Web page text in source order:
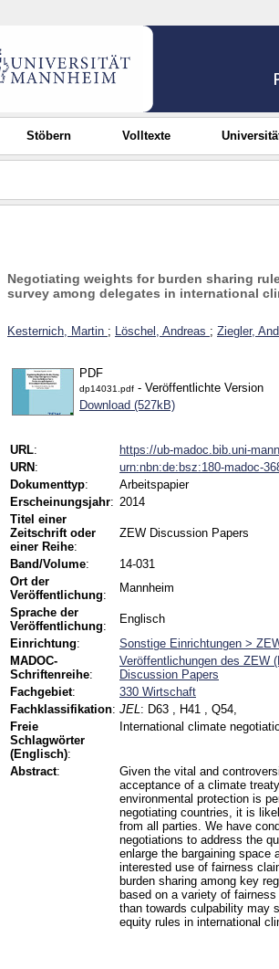
Stöbern Volltexte
Negotiating weights for burden sharing
survey among delegates in international
Kesternich, Martin ; Löschel, Andreas ; Ziegler,
PDF
dp14031.pdf - Veröffentlichte Version
Download (527kB)
URL:
https://ub-madoc.bib.uni-
URN :
urn:nbn:de:bsz:180-madoc-
Dokumenttyp:
Arbeitspapier
Erscheinungsjahr: 2014
Titel einer
Zeitschrift oder
einer Reihe:
ZEW Discussion Papers
Band/Volume:
14-031
Ort der
Veröffentlichung:
Mannheim
Sprache der
Veröffentlichung:
Englisch
Einrichtung:
Sonstige Einrichtungen >
MADOC-
Schriftenreihe:
Veröffentlichungen des ZEW
Discussion Papers
Fachgebiet:
330 Wirtschaft
Fachklassifikation: JEL: D63 , H41 , Q54,
Freie
Schlagwörter
(Englisch):
International climate
Abstract:
Given the vital and
acceptance of a climate
environmental protection is
negotiating countries, it is
from all parties. We have
negotiations to address the
enlarge the bargaining space
interested use of fairness
burden sharing among key
based on a variety of
than towards culpability may
equity rules in international